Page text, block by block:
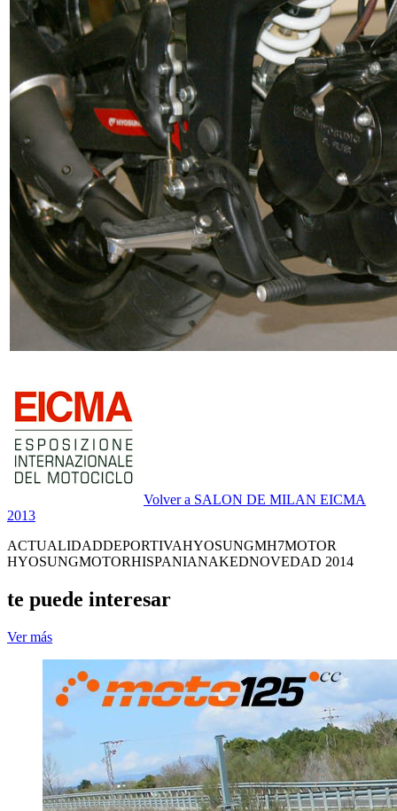
Volver a SALON DE MILAN EICMA
2013
ACTUALIDADDEPORTIVAHYOSUNGMH7MOTOR
HYOSUNGMOTORHISPANIANAKEDNOVEDAD 2014
te puede interesar
Ver más